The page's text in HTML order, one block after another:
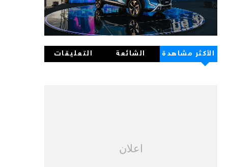
الأكثر مشاهدة الشائعة التعليقات
اعلان